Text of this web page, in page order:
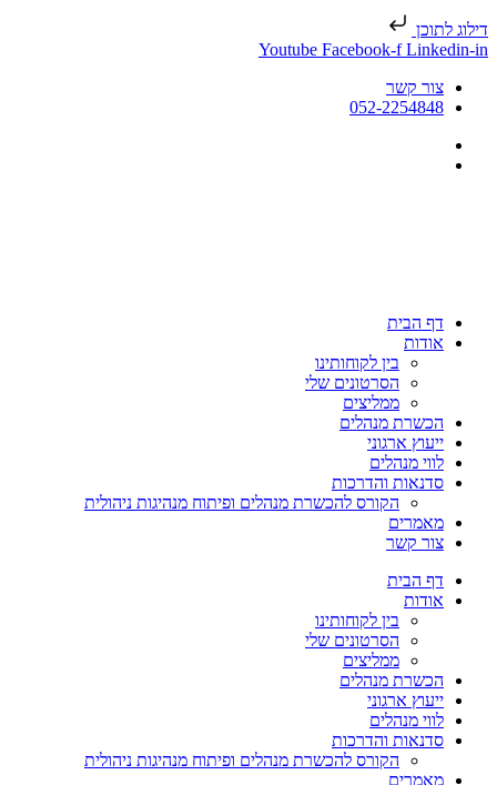
דילוג לתוכן
Youtube Facebook-f Linkedin-in
צור קשר
052-2254848
דף הבית
אודות
בין לקוחותינו
הסרטונים שלי
ממליצים
הכשרת מנהלים
ייעוץ ארגוני
לווי מנהלים
סדנאות והדרכות
הקורס להכשרת מנהלים ופיתוח מנהיגות ניהולית
מאמרים
צור קשר
דף הבית
אודות
בין לקוחותינו
הסרטונים שלי
ממליצים
הכשרת מנהלים
ייעוץ ארגוני
לווי מנהלים
סדנאות והדרכות
הקורס להכשרת מנהלים ופיתוח מנהיגות ניהולית
מאמרים